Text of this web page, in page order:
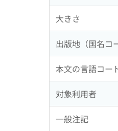
大きさ
出版地（国名コ
本文の言語コー
対象利用者
一般注記